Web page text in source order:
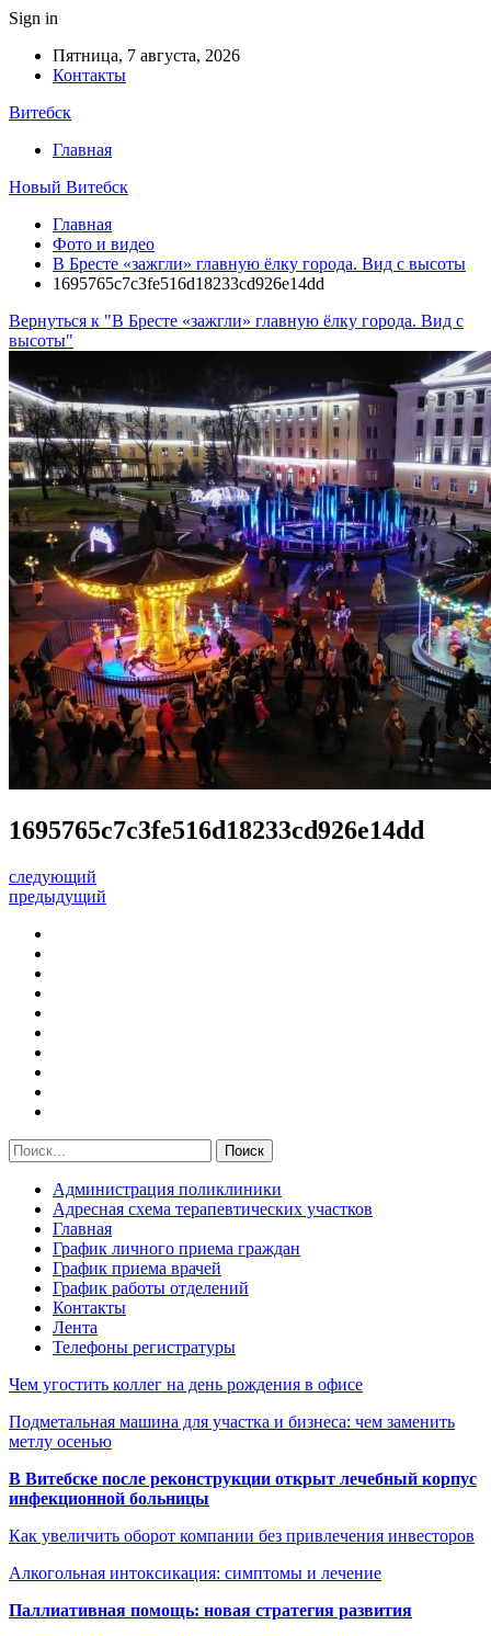
Sign in
Пятница, 7 августа, 2026
Контакты
Витебск
Главная
Новый Витебск
Главная
Фото и видео
В Бресте «зажгли» главную ёлку города. Вид с высоты
1695765c7c3fe516d18233cd926e14dd
Вернуться к "В Бресте «зажгли» главную ёлку города. Вид с
высоты"
1695765c7c3fe516d18233cd926e14dd
следующий
предыдущий
Администрация поликлиники
Адресная схема терапевтических участков
Главная
График личного приема граждан
График приема врачей
График работы отделений
Контакты
Лента
Телефоны регистратуры
Чем угостить коллег на день рождения в офисе
Подметальная машина для участка и бизнеса: чем заменить
метлу осенью
В Витебске после реконструкции открыт лечебный корпус
инфекционной больницы
Как увеличить оборот компании без привлечения инвесторов
Алкогольная интоксикация: симптомы и лечение
Паллиативная помощь: новая стратегия развития